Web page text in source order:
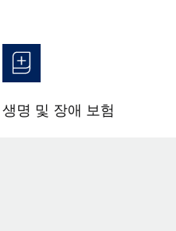
생명 및 장애 보험